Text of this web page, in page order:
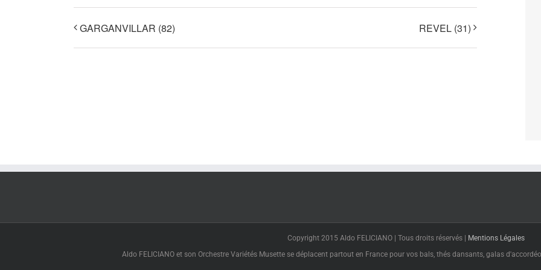
GARGANVILLAR (82) REVEL (31)
Copyright 2015 Aldo FELICIANO | Tous droits réservés |
Mentions Légales
Aldo FELICIANO et son Orchestre Variétés Musette se déplacent partout en France pour vos bals, thés dansants, galas